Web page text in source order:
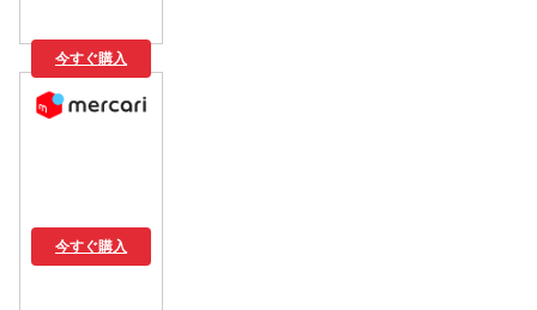
今すぐ購入
今すぐ購入